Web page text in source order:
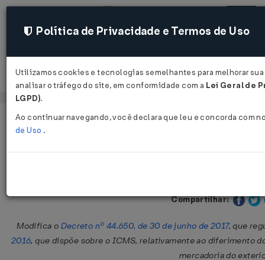
Acessar
Página Inicial Legislações Legislação Estadual - Pernambuco
Decreto Nº 50039 DE 30/12/2020
Compartilhar:
Modifica o Decreto nº 44.650, de 30 de junho de 2017, que
2016, que dispõe sobre o ICMS, relativamente ao diferimento
mercadoria do
Política de Privacidade e Termos de Uso
Utilizamos cookies e tecnologias semelhantes para melhorar
analisar o tráfego do site, em conformidade com a Lei Geral de
LGPD).
Ao continuar navegando, você declara que leu e concorda com
de Uso .